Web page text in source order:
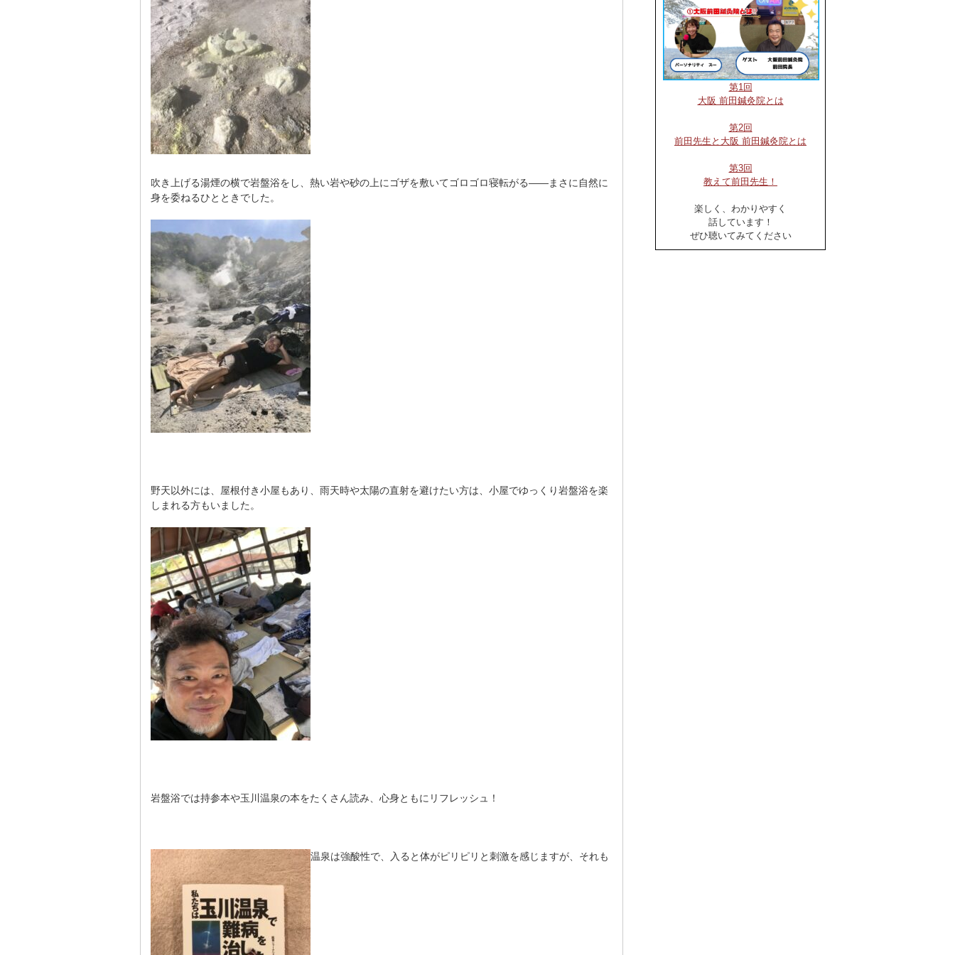
吹き上げる湯煙の横で岩盤浴をし、熱い岩や砂の上にゴザを敷いてゴロゴロ寝転がる――まさに自然に
身を委ねるひとときでした。
野天以外には、屋根付き小屋もあり、雨天時や太陽の直射を避けたい方は、小屋でゆっくり岩盤浴を楽
しまれる方もいました。
岩盤浴では持参本や玉川温泉の本をたくさん読み、心身ともにリフレッシュ！
温泉は強酸性で、入ると体がピリピリと刺激を感じますが、それも
第1回
大阪 前田鍼灸院とは
第2回
前田先生と大阪 前田鍼灸院とは
第3回
教えて前田先生！
楽しく、わかりやすく
話しています！
ぜひ聴いてみてください